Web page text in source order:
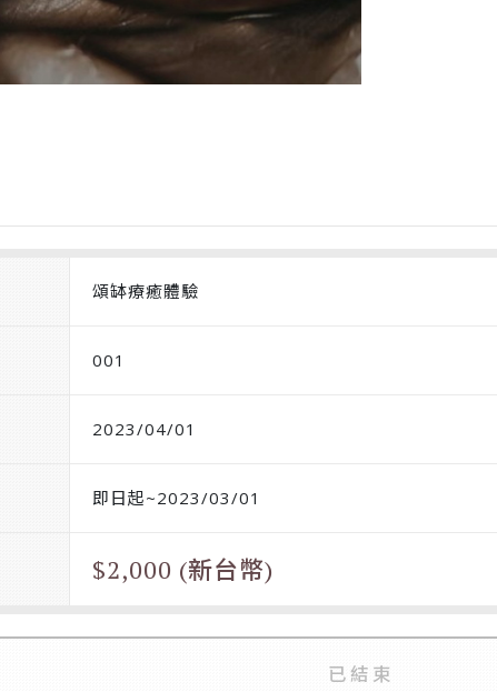
頌缽療癒體驗
001
2023/04/01
即日起~2023/03/01
$2,000 (新台幣)
已結束